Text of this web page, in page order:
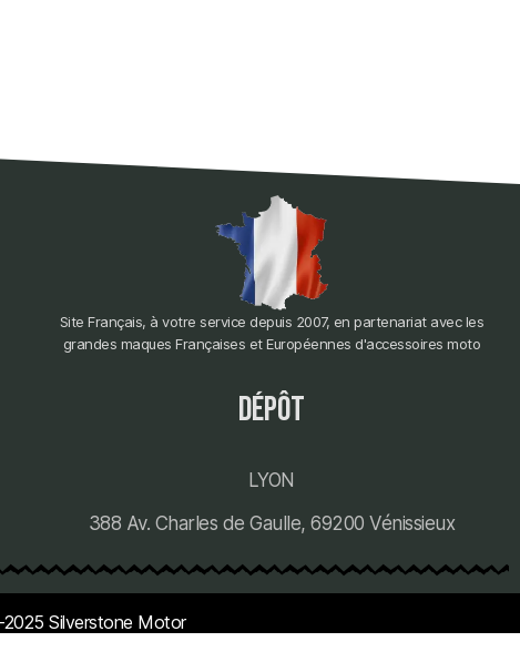
Site Français, à votre service depuis 2007, en partenariat avec les
grandes maques Françaises et Européennes d'accessoires moto
dépôt
LYON
388 Av. Charles de Gaulle, 69200 Vénissieux
Silverstone Motor